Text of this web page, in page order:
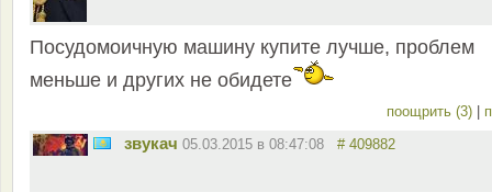
Посудомоичную машину купите лучше, проблем
меньше и других не обидете
поощрить (3)
звукач 05.03.2015 в 08:47:08 # 409882